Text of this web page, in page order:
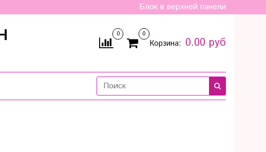
Блок в верхней панели
0 0
Корзина: 0.00 руб